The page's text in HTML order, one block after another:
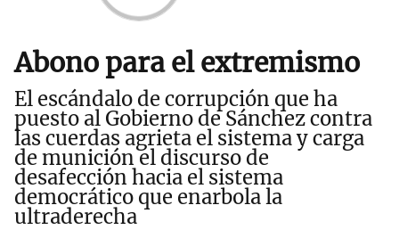
Abono para el extremismo
El escándalo de corrupción que ha
puesto al Gobierno de Sánchez contra
las cuerdas agrieta el sistema y carga
de munición el discurso de
desafección hacia el sistema
democrático que enarbola la
ultraderecha